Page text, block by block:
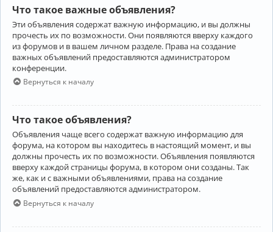
Что такое важные объявления?
Эти объявления содержат важную информацию, и вы должны
прочесть их по возможности. Они появляются вверху каждого
из форумов и в вашем личном разделе. Права на создание
важных объявлений предоставляются администратором
конференции.
Вернуться к началу
Что такое объявления?
Объявления чаще всего содержат важную информацию для
форума, на котором вы находитесь в настоящий момент, и вы
должны прочесть их по возможности. Объявления появляются
вверху каждой страницы форума, в котором они созданы. Так
же, как и с важными объявлениями, права на создание
объявлений предоставляются администратором.
Вернуться к началу